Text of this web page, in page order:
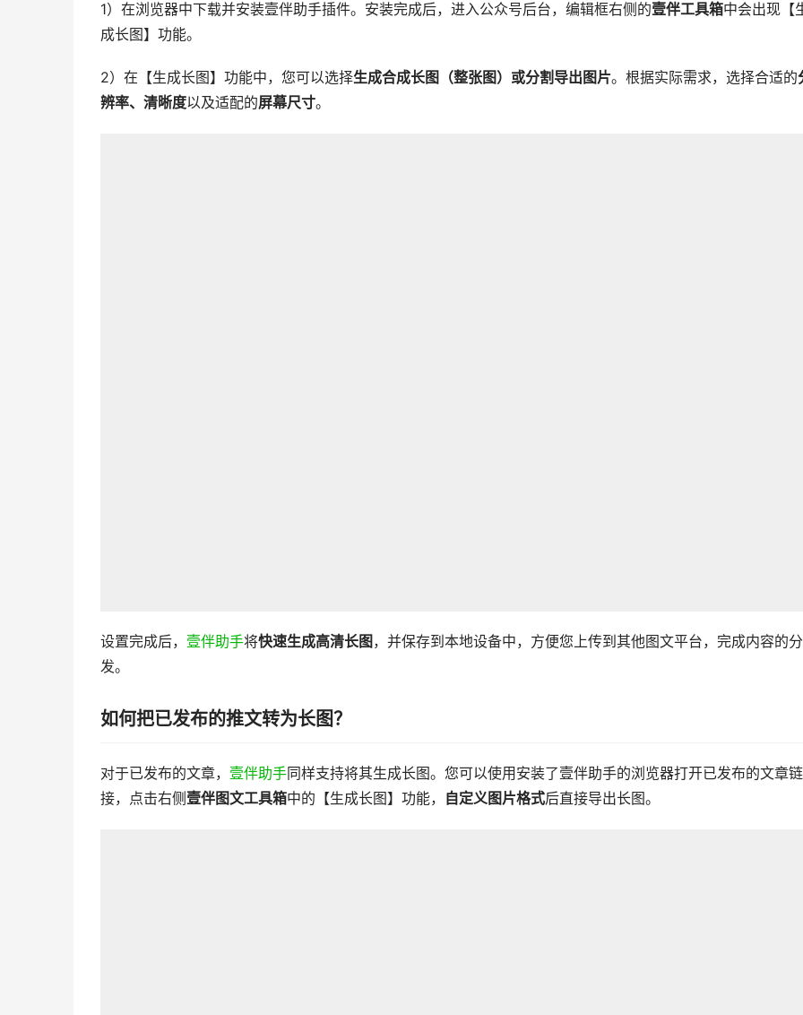
1）在浏览器中下载并安装壹伴助手插件。安装完成后，进入公众号后台，编辑框右侧的壹伴工具箱中会出现【
成长图】功能。
2）在【生成长图】功能中，您可以选择生成合成长图（整张图）或分割导出图片。根据实际需求，选择合适的
辨率、清晰度以及适配的屏幕尺寸。
设置完成后， 壹伴助手将快速生成高清长图 ，并保存到本地设备中，方便您上传到其他图文平台，完成内容的分
发。
如何把已发布的推文转为长图？
对于已发布的文章， 壹伴助手同样支持将其生成长图。您可以使用安装了壹伴助手的浏览器打开已发布的文章链
接，点击右侧 壹伴图文工具箱中的【生成长图】功能， 自定义图片格式后直接导出长图。